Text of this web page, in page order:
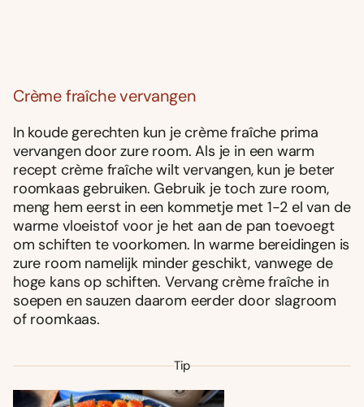
Crème fraîche vervangen
In koude gerechten kun je crème fraîche prima
vervangen door zure room. Als je in een warm
recept crème fraîche wilt vervangen, kun je beter
roomkaas gebruiken. Gebruik je toch zure room,
meng hem eerst in een kommetje met 1-2 el van de
warme vloeistof voor je het aan de pan toevoegt
om schiften te voorkomen. In warme bereidingen is
zure room namelijk minder geschikt, vanwege de
hoge kans op schiften. Vervang crème fraîche in
soepen en sauzen daarom eerder door slagroom
of roomkaas.
Tip